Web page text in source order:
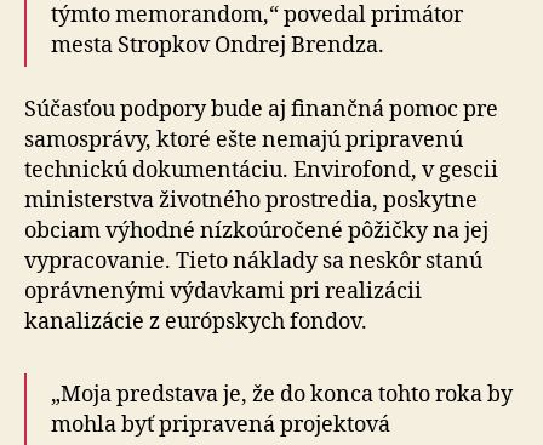
týmto memorandom,“ povedal primátor
mesta Stropkov Ondrej Brendza.
Súčasťou podpory bude aj finančná pomoc pre
sa­mo­sprá­vy, ktoré ešte nemajú pripravenú
technickú do­ku­men­tá­ciu. Envirofond, v gescii
ministerstva životného pros­tre­dia, poskytne
obciam výhodné nízkoúročené pôžičky na jej
vypracovanie. Tieto náklady sa neskôr stanú
opráv­ne­ný­mi výdavkami pri realizácii
kanalizácie z európskych fondov.
„Moja predstava je, že do konca tohto roka by
mohla byť pripravená projektová